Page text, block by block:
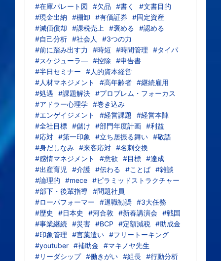
#在庫パレート図
#欠品 #書く
#文書目的
#現金出納
#棚卸 #有価証券
#固定資産
#減価償却
#課税売上 #褒める
#認める
#自己分析 #社会人
#3つの力
#前に踏み出す力
#時短 #時間管理
#タイパ
#スケジューラ― #控除
#申告書
#半日セミナー
#人的資本経営
#人材マネジメント
#高年齢者 #継続雇用
#処遇
#課題解決 #プロブレム・フォーカス
#アドラー心理学 #巻き込み
#エンゲイジメント
#経営課題
#経営本陣
#全社目標 #儲け #部門年度計画 #利益
#応対 #第一印象 #立ち居振る舞い #敬語
#身だしなみ #来客応対 #名刺交換
#感情マネジメント
#意欲 #目標 #達成
#出産育児
#介護 #伝わる #ことば #雑談
#論理的
#mece #ピラミッドストラクチャー
#部下・後輩指導 #問題社員
#ローパフォーマー
#退職勧奨 #3大任務
#歴史
#日本史 #河合敦 #新春講演会 #戦国
#事業継続 #災害 #BCP #定額減税 #助成金
#印象管理
#言葉遣い #フリートーキング
#youtuber #補助金
#マキノヤ先生
#リーダシップ #働きがい #組長 #行動分析